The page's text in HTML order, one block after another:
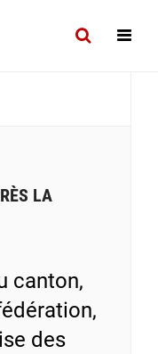
LA
canton,
des